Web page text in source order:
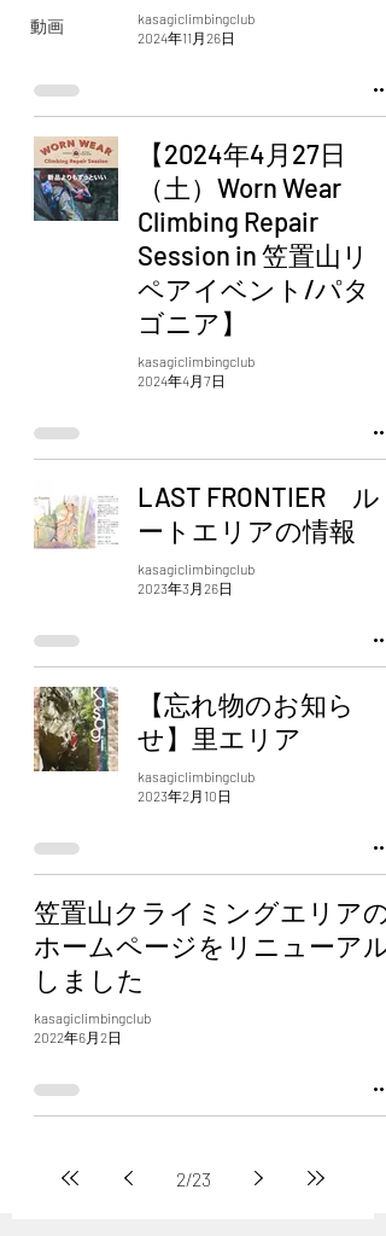
動画
kasagiclimbingclub
2024年11月26日
【2024年4月27日
（土）Worn Wear
Climbing Repair
Session in 笠置山リ
ペアイベント/パタ
ゴニア】
kasagiclimbingclub
2024年4月7日
LAST FRONTIER ル
ートエリアの情報
kasagiclimbingclub
2023年3月26日
【忘れ物のお知ら
せ】里エリア
kasagiclimbingclub
2023年2月10日
笠置山クライミングエリアの
ホームページをリニューアル
しました
kasagiclimbingclub
2022年6月2日
2/23